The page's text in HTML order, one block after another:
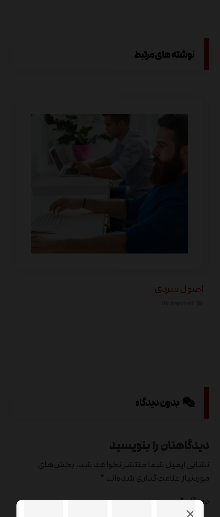
نوشته های مرتبط
اصول سردی
بدون دیدگاه
دیدگاهتان را بنویسید
نشانی ایمیل شما منتشر نخواهد شد. بخش‌های
موردنیاز علامت‌گذاری شده‌اند *
دیدگاه*